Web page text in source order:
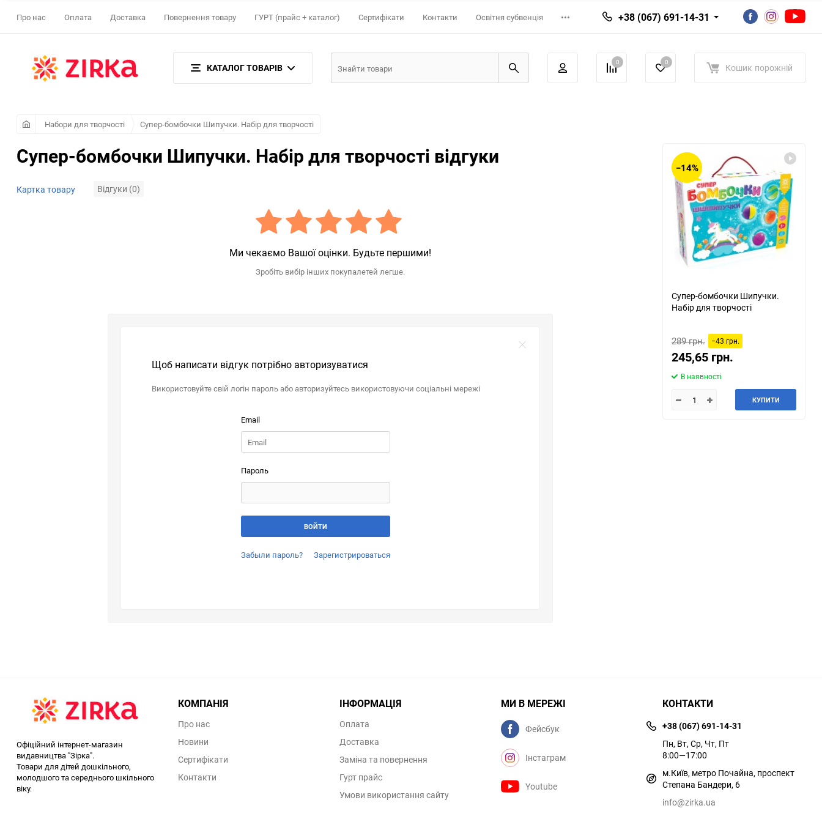
Про нас Оплата Доставка Повернення товару ГУРТ (прайс + каталог) Сертифікати Контакти Освітня субвенція +38 (067) 691-14-31
КАТАЛОГ ТОВАРІВ 0 0 Кошик порожній
Набори для творчості Супер-бомбочки Шипучки. Набір для творчості
Супер-бомбочки Шипучки. Набір для творчості відгуки
Картка товару Відгуки (0)
Ми чекаємо Вашої оцінки. Будьте першими!
Зробіть вибір інших покупалетей легше.
Щоб написати відгук потрібно авторизуватися
Використовуйте свій логін пароль або авторизуйтесь використовуючи соціальні мережі
Email
Пароль
Забыли пароль? Зарегистрироваться
−14%
Супер-бомбочки Шипучки.
Набір для творчості
289 грн. −43 грн.
245,65 грн.
В наявності
КУПИТИ
Офіційний інтернет-магазин
видавництва "Зірка".
Товари для дітей дошкільного,
молодшого та середнього шкільного
віку.
КОМПАНІЯ
Про нас
Новини
Сертифікати
Контакти
ІНФОРМАЦІЯ
Оплата
Доставка
Заміна та повернення
Гурт прайс
Умови використання сайту
МИ В МЕРЕЖІ
Фейсбук
Інстаграм
Youtube
КОНТАКТИ
+38 (067) 691-14-31
Пн, Вт, Ср, Чт, Пт
8:00—17:00
м.Київ, метро Почайна, проспект
Степана Бандери, 6
info@zirka.ua